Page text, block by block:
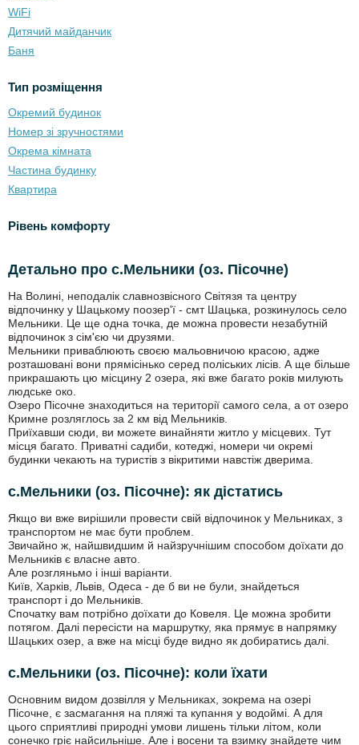
WiFi
Дитячий майданчик
Баня
Тип розміщення
Окремий будинок
Номер зі зручностями
Окрема кімната
Частина будинку
Квартира
Рівень комфорту
Детально про с.Мельники (оз. Пісочне)
На Волині, неподалік славнозвісного Світязя та центру
відпочинку у Шацькому поозер'ї - смт Шацька, розкинулось село
Мельники. Це ще одна точка, де можна провести незабутній
відпочинок з сім'єю чи друзями.
Мельники приваблюють своєю мальовничою красою, адже
розташовані вони прямісінько серед поліських лісів. А ще більше
прикрашають цю місцину 2 озера, які вже багато років милують
людське око.
Озеро Пісочне знаходиться на території самого села, а от озеро
Кримне розляглось за 2 км від Мельників.
Приїхавши сюди, ви можете винайняти житло у місцевих. Тут
місця багато. Приватні садиби, котеджі, номери чи окремі
будинки чекають на туристів з вікритими навстіж дверима.
с.Мельники (оз. Пісочне): як дістатись
Якщо ви вже вирішили провести свій відпочинок у Мельниках, з
транспортом не має бути проблем.
Звичайно ж, найшвидшим й найзручнішим способом доїхати до
Мельників є власне авто.
Але розгляньмо і інші варіанти.
Київ, Харків, Львів, Одеса - де б ви не були, знайдеться
транспорт і до Мельників.
Спочатку вам потрібно доїхати до Ковеля. Це можна зробити
потягом. Далі пересісти на маршрутку, яка прямує в напрямку
Шацьких озер, а вже на місці буде видно як добиратись далі.
с.Мельники (оз. Пісочне): коли їхати
Основним видом дозвілля у Мельниках, зокрема на озері
Пісочне, є засмагання на пляжі та купання у водоймі. А для
цього сприятливі природні умови лишень тільки літом, коли
сонечко гріє найсильніше. Але і восени та взимку знайдете чим